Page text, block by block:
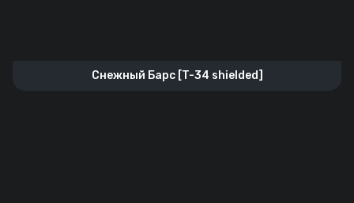
Снежный Барс [T-34 shielded]